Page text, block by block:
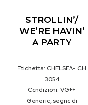
STROLLIN’/
WE’RE HAVIN’
A PARTY
Etichetta: CHELSEA- CH
3054
Condizioni: VG++
Generic, segno di